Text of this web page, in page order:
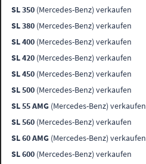
SL 350 (Mercedes-Benz) verkaufen
SL 380 (Mercedes-Benz) verkaufen
SL 400 (Mercedes-Benz) verkaufen
SL 420 (Mercedes-Benz) verkaufen
SL 450 (Mercedes-Benz) verkaufen
SL 500 (Mercedes-Benz) verkaufen
SL 55 AMG (Mercedes-Benz) verkaufen
SL 560 (Mercedes-Benz) verkaufen
SL 60 AMG (Mercedes-Benz) verkaufen
SL 600 (Mercedes-Benz) verkaufen